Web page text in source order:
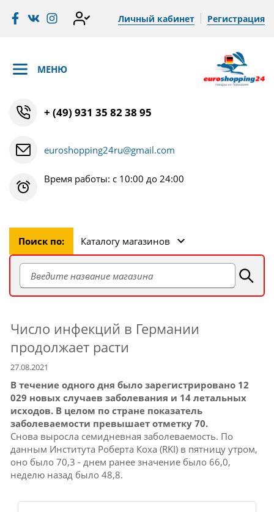
Личный кабинет Регистрация
МЕНЮ
+ (49) 931 35 82 38 95
euroshopping24ru@gmail.com
Время работы: с 10:00 до 24:00
Поиск по: Каталогу магазинов
Число инфекций в Германии
продолжает расти
27.08.2021
В течение одного дня было зарегистрировано 12
029 новых случаев заболевания и 14 летальных
исходов. В целом по стране показатель
заболеваемости превышает отметку 70.
Снова выросла семидневная заболеваемость. По
данным Института Роберта Коха (RKI) в пятницу утром,
оно было 70,3 - днем ​​ранее значение было 66,0,
неделю назад было 48,8.